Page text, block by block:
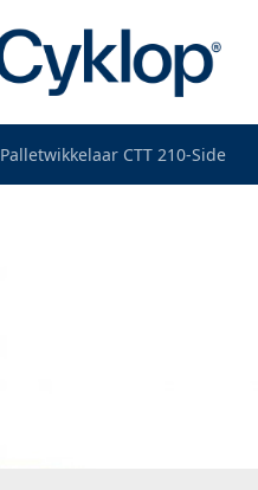
Palletwikkelaar CTT 210-Side